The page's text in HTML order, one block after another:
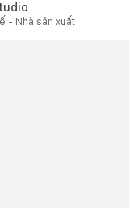
- Nhà sản xuất